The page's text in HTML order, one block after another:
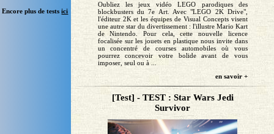
Encore plus de testsici
Oubliez les jeux vidéo LEGO parodiques des
blockbusters du 7e Art. Avec "LEGO 2K Drive",
l'éditeur 2K et les équipes de Visual Concepts visent
une autre star du divertissement : l'illustre Mario Kart
de Nintendo. Pour cela, cette nouvelle licence
focalisée sur les jouets en plastique nous invite dans
un concentré de courses automobiles où vous
pourrez concevoir votre bolide avant de vous
imposer, seul ou à ...
en savoir +
[Test] - TEST : Star Wars Jedi
Survivor